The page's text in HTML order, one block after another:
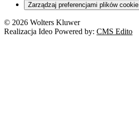
Zarządzaj preferencjami plików cookie
© 2026 Wolters Kluwer
Realizacja Ideo Powered by: CMS Edito